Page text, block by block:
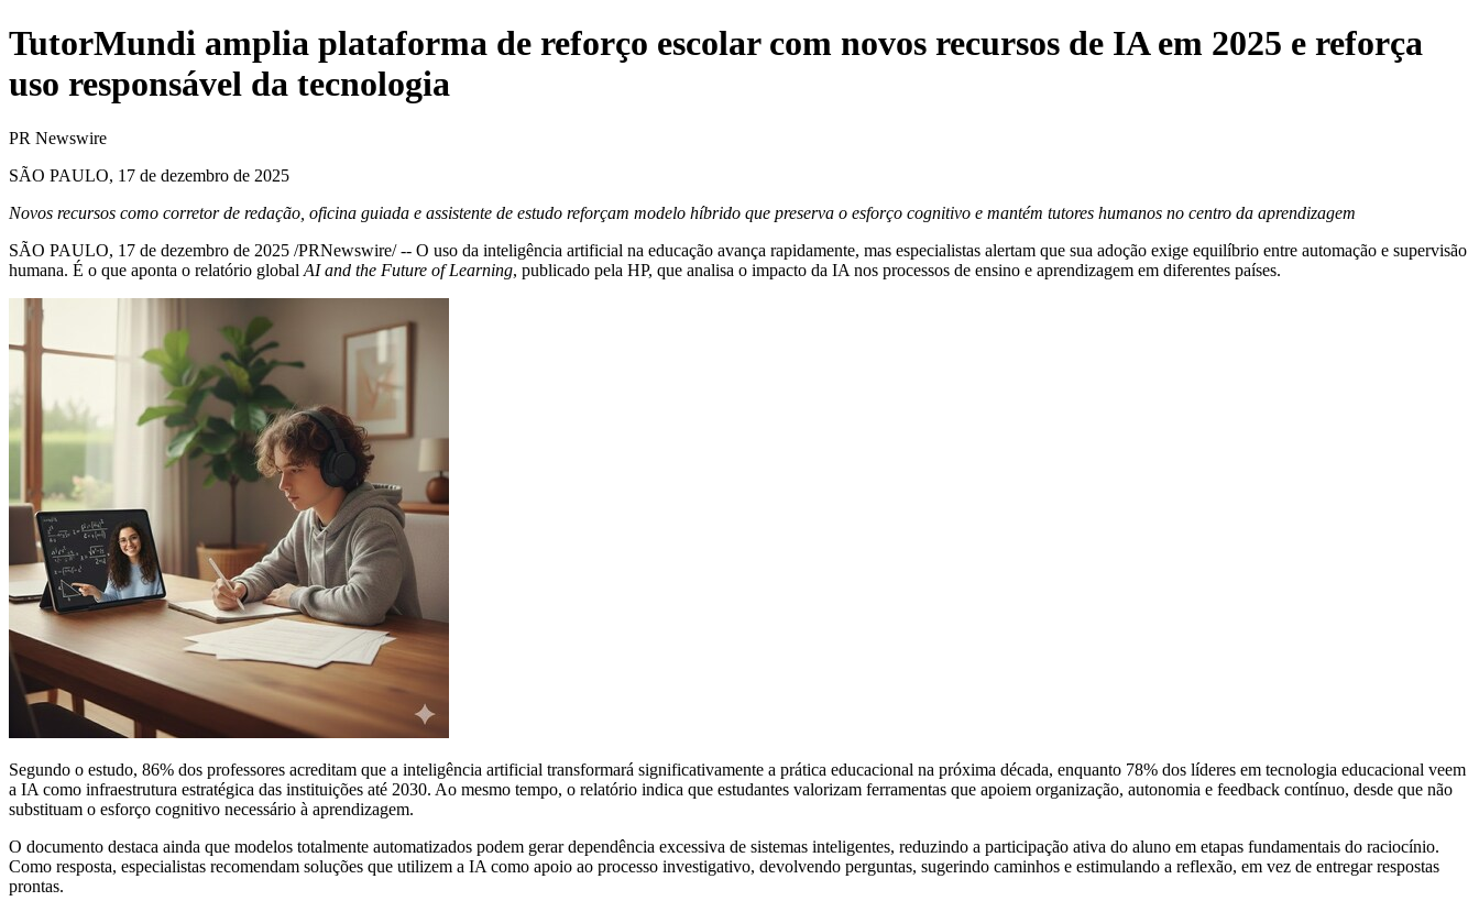
TutorMundi amplia plataforma de reforço escolar com novos recursos de IA em 2025 e reforça
uso responsável da tecnologia
PR Newswire
SÃO PAULO, 17 de dezembro de 2025
Novos recursos como corretor de redação, oficina guiada e assistente de estudo reforçam modelo híbrido que preserva o esforço cognitivo e mantém tutores humanos no centro da aprendizagem
SÃO PAULO, 17 de dezembro de 2025 /PRNewswire/ -- O uso da inteligência artificial na educação avança rapidamente, mas especialistas alertam que sua adoção exige equilíbrio entre automação e supervisão
humana. É o que aponta o relatório global AI and the Future of Learning, publicado pela HP, que analisa o impacto da IA nos processos de ensino e aprendizagem em diferentes países.
Segundo o estudo, 86% dos professores acreditam que a inteligência artificial transformará significativamente a prática educacional na próxima década, enquanto 78% dos líderes em tecnologia educacional veem
a IA como infraestrutura estratégica das instituições até 2030. Ao mesmo tempo, o relatório indica que estudantes valorizam ferramentas que apoiem organização, autonomia e feedback contínuo, desde que não
substituam o esforço cognitivo necessário à aprendizagem.
O documento destaca ainda que modelos totalmente automatizados podem gerar dependência excessiva de sistemas inteligentes, reduzindo a participação ativa do aluno em etapas fundamentais do raciocínio.
Como resposta, especialistas recomendam soluções que utilizem a IA como apoio ao processo investigativo, devolvendo perguntas, sugerindo caminhos e estimulando a reflexão, em vez de entregar respostas
prontas.